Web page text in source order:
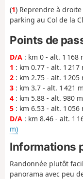
(1) Reprendre à
parking au Col de la
Points de
D/A : km 0 - alt. 1 168
1 : km 0.77 - alt. 1
2 : km 2.75 - alt. 1 205
3 : km 3.7 - alt. 1 421
4 : km 5.88 - alt. 980
5 : km 6.53 - alt. 1 056
D/A : km 8.46 - alt. 1
m)
Informations
Randonnée plutôt
panorama avec peu